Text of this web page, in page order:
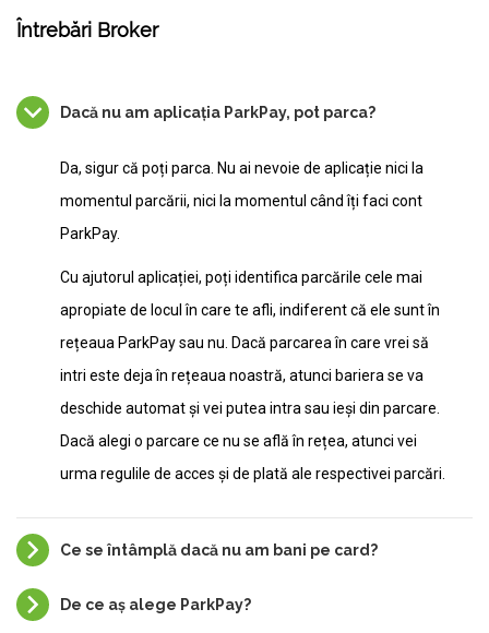
Întrebări Broker
Dacă nu am aplicația ParkPay, pot parca?
Da, sigur că poți parca. Nu ai nevoie de aplicație nici la
momentul parcării, nici la momentul când îți faci cont
ParkPay.
Cu ajutorul aplicației, poți identifica parcările cele mai
apropiate de locul în care te afli, indiferent că ele sunt în
rețeaua ParkPay sau nu. Dacă parcarea în care vrei să
intri este deja în rețeaua noastră, atunci bariera se va
deschide automat și vei putea intra sau ieși din parcare.
Dacă alegi o parcare ce nu se află în rețea, atunci vei
urma regulile de acces și de plată ale respectivei parcări.
Ce se întâmplă dacă nu am bani pe card?
De ce aș alege ParkPay?